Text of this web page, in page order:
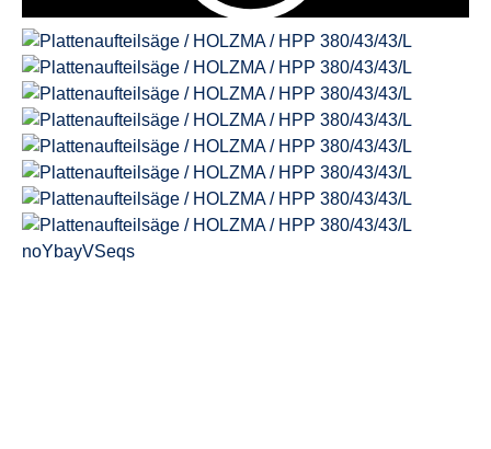
Dieses Video wird bei Aktivierung von Google YouTube
nachgeladen.
Es gelten dieDatenschutzerklärungenvon Google.
noYbayVSeqs